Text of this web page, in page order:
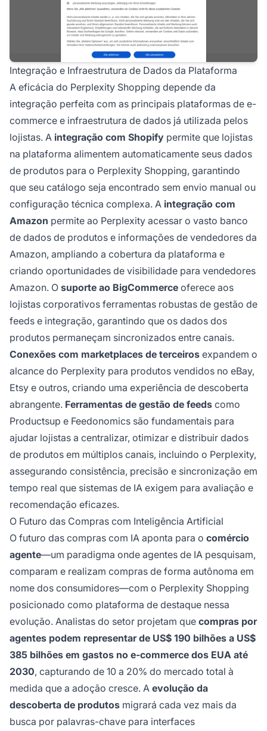
Integração e Infraestrutura de Dados da Plataforma
A eficácia do Perplexity Shopping depende da
integração perfeita com as principais plataformas de e-
commerce e infraestrutura de dados já utilizada pelos
lojistas. A integração com Shopify permite que lojistas
na plataforma alimentem automaticamente seus dados
de produtos para o Perplexity Shopping, garantindo
que seu catálogo seja encontrado sem envio manual ou
configuração técnica complexa. A integração com
Amazon permite ao Perplexity acessar o vasto banco
de dados de produtos e informações de vendedores da
Amazon, ampliando a cobertura da plataforma e
criando oportunidades de visibilidade para vendedores
Amazon. O suporte ao BigCommerce oferece aos
lojistas corporativos ferramentas robustas de gestão de
feeds e integração, garantindo que os dados dos
produtos permaneçam sincronizados entre canais.
Conexões com marketplaces de terceiros expandem o
alcance do Perplexity para produtos vendidos no eBay,
Etsy e outros, criando uma experiência de descoberta
abrangente. Ferramentas de gestão de feeds como
Productsup e Feedonomics são fundamentais para
ajudar lojistas a centralizar, otimizar e distribuir dados
de produtos em múltiplos canais, incluindo o Perplexity,
assegurando consistência, precisão e sincronização em
tempo real que sistemas de IA exigem para avaliação e
recomendação eficazes.
O Futuro das Compras com Inteligência Artificial
O futuro das compras com IA aponta para o comércio
agente—um paradigma onde agentes de IA pesquisam,
comparam e realizam compras de forma autônoma em
nome dos consumidores—com o Perplexity Shopping
posicionado como plataforma de destaque nessa
evolução. Analistas do setor projetam que compras por
agentes podem representar de US$ 190 bilhões a US$
385 bilhões em gastos no e-commerce dos EUA até
2030, capturando de 10 a 20% do mercado total à
medida que a adoção cresce. A evolução da
descoberta de produtos migrará cada vez mais da
busca por palavras-chave para interfaces